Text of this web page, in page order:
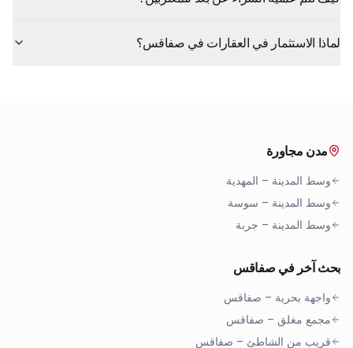
لماذا الاستثمار في العقارات في صفاقس؟
مدن مجاورة
وسط المدينة – المهدية
وسط المدينة – سوسة
وسط المدينة – جربة
بحث آخر في صفاقس
واجهة بحرية – صفاقس
مجمع مغلق – صفاقس
قريب من الشاطئ – صفاقس